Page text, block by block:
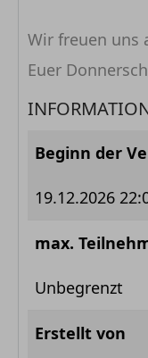
Wir freuen uns
Euer
Beginn der
19.12.2026
max.
Unbegrenzt
Erstellt von